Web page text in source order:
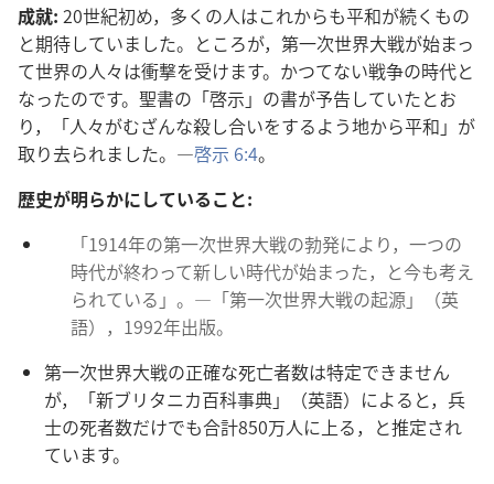
成就: 20​世紀​初め，多く​の​人​は​これ​から​も​平和​が​続く​もの​
と​期待​し​て​い​まし​た。ところが，第​一​次​世界​大戦​が​始まっ​
て​世界​の​人々​は​衝撃​を​受け​ます。かつて​ない​戦争​の​時代​と​
なっ​た​の​です。聖書​の「啓示」の​書​が​予告​し​て​い​た​とお
り，「人々​が​むざん​な​殺し合い​を​する​よう​地​から​平和」が​
取り去ら​れ​まし​た。―啓示 6:4。
歴史​が​明らか​に​し​て​いる​こと:
「1914​年​の​第​一​次​世界​大戦​の​勃発​に​より，一つ​の​
時代​が​終わっ​て​新しい​時代​が​始まっ​た，と​今​も​考え​
られ​て​いる」。―「第​一​次​世界​大戦​の​起源」（英
語），1992​年​出版。
第​一​次​世界​大戦​の​正確​な​死亡​者​数​は​特定​でき​ませ​ん​
が，「新​ブリタニカ​百科​事典」（英語）に​よる​と，兵
士​の​死者​数​だけ​で​も​合計​850万​人​に​上る，と​推定​さ​れ​
て​い​ます。